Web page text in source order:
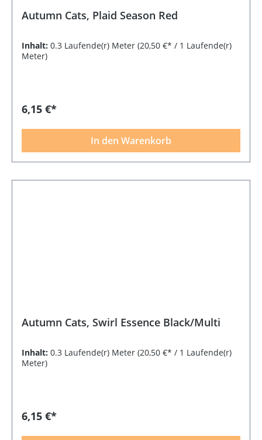
Autumn Cats, Plaid Season Red
Inhalt: 0.3 Laufende(r) Meter (20,50 €* / 1 Laufende(r)
Meter)
6,15 €*
In den Warenkorb
Autumn Cats, Swirl Essence Black/Multi
Inhalt: 0.3 Laufende(r) Meter (20,50 €* / 1 Laufende(r)
Meter)
6,15 €*